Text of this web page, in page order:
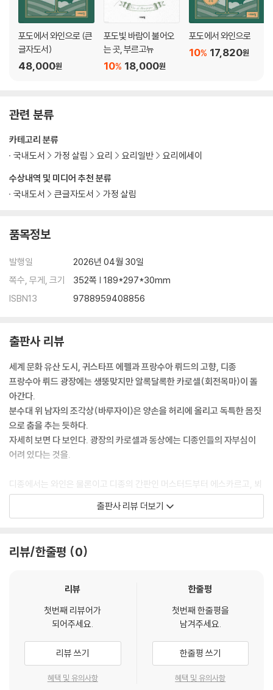
복수는 나의 것, 3대 선량공 필리프 | 프랑스의 영웅, 잔 다르크와 부르고
끝나지 않은 선량공 필리프의 복수 | 허망하게 사망한 4대 담대공 샤를
세기의 사랑, 마리 드 부르고뉴와 막시밀리안 1세
북유럽 사실주의, 플랑드르의 예술가들
가슴 벅찬 부르고뉴 지리 여행
이본느와의 만남 그리고 레잘 마켓
D974 국도와 부르고뉴 포도밭의 비밀
부르고뉴 포도밭 구분과 위치의 중요성
부르고뉴 와인과 보르도 와인의 차이
니콜라 롤랭과 와인 경매
조제프 드루앵의 지하실
클뤼니 수도원
중세 수도사들과 부르고뉴 와인의 정수
그리스도교와 유럽 그리고 포도주
넷째 날
부조와 본 로마네 전설의 시작과 끝
드디어 포도밭으로
도멘 다르뒤
점심 식사
코트 드 본 | 코트 샬로네즈 | 마코네 | 마코네의 AOC 구분
중세를 품은 도시 디종의 시간 여행
샤토 뒤 클로 드 부조
샤토 드 라 투르
본 로마네의 슈퍼스타 포도밭들
포도에서 와인으로 (큰
글자도서)
48,000원
포도빛 바람이 불어오
는 곳, 부르고뉴
18,000원
10%
포도에서 와인으로
17,820원
10%
관련 분류
수상내역 및 미디어 추천 분류
국내도서
큰글자도서 가정 살림
카테고리 분류
국내도서
가정 살림 요리 요리일반 요리에세이
품목정보
발행일
2026년 04월 30일
쪽수, 무게, 크기
352쪽 | 189*297*30mm
ISBN13
9788959408856
출판사 리뷰
세계 문화 유산 도시, 귀스타프 에펠과 프랑수아 뤼드의 고향, 디종
프랑수아 뤼드 광장에는 생뚱맞지만 알록달록한 카로셀(회전목마)이 돌
아간다.
분수대 위 남자의 조각상(바루자이)은 양손을 허리에 올리고 독특한 몸짓
으로 춤을 추는 듯하다.
자세히 보면 다 보인다. 광장의 카로셀과 동상에는 디종인들의 자부심이
어려 있다는 것을.
디종에서는 와인은 물론이고 디종의 간판인 머스터드부터 에스카르고, 뵈
프 부르기뇽, 코쿠뱅, 트러플과 치즈까지 진정한 프랑스의 미식을 경험할
수 있다. 또 부엉이 트레일을 따라가다 보면 타임머신을 탄 듯 어느새 중세
를, 북유럽 사실주의 플랑드르 예술가들의 작품을 만나게 된다.
부르고뉴의 심장, 본
지금은 유적의 명성보다 와인 경매로 이름을 떨치는 곳
〈재상 니콜라 롤랭의 성모〉 그림의 비밀은 화가의 밑그림에 묻힌 채 채색
으로 덮여버렸다.
출판사 리뷰 더보기
리뷰/한줄평 0
리뷰
첫번째 리뷰어가
되어주세요.
리뷰 쓰기
혜택 및 유의사항
한줄평
첫번째 한줄평을
남겨주세요.
한줄평 쓰기
혜택 및 유의사항